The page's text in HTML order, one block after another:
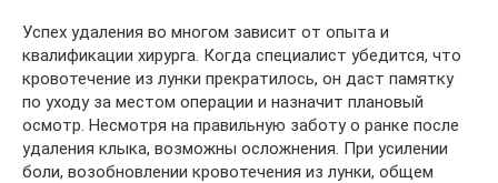
Успех удаления во многом зависит от опыта и
квалификации хирурга. Когда специалист убедится, что
кровотечение из лунки прекратилось, он даст памятку
по уходу за местом операции и назначит плановый
осмотр. Несмотря на правильную заботу о ранке после
удаления клыка, возможны осложнения. При усилении
боли, возобновлении кровотечения из лунки, общем